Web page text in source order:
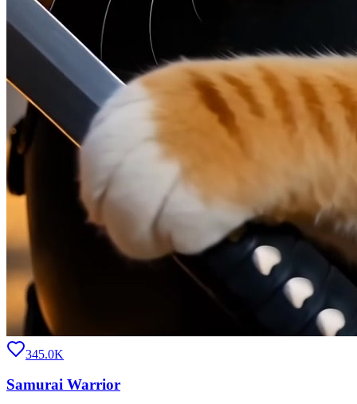
345.0K
Samurai Warrior